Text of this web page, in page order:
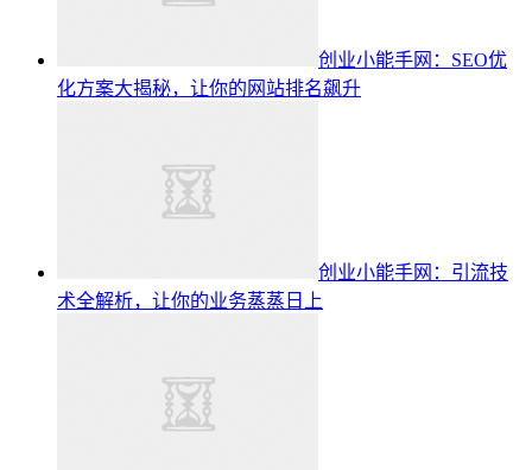
创业小能手网：SEO优
化方案大揭秘，让你的网站排名飙升
创业小能手网：引流技
术全解析，让你的业务蒸蒸日上